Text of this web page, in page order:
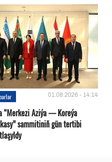
01.08.2026 - 14:14
“Merkezi Aziýa — Koreýa
sammitiniň gün tertibi